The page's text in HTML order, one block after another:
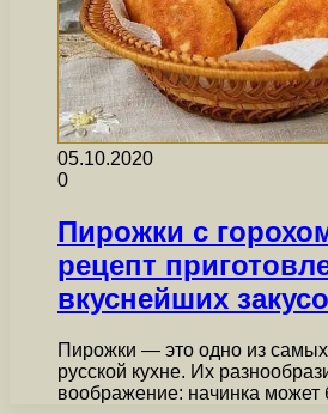
05.10.2020
0
Пирожки с
рецепт
вкуснейших
Пирожки — это одно из
русской кухне. Их
воображение: начинка